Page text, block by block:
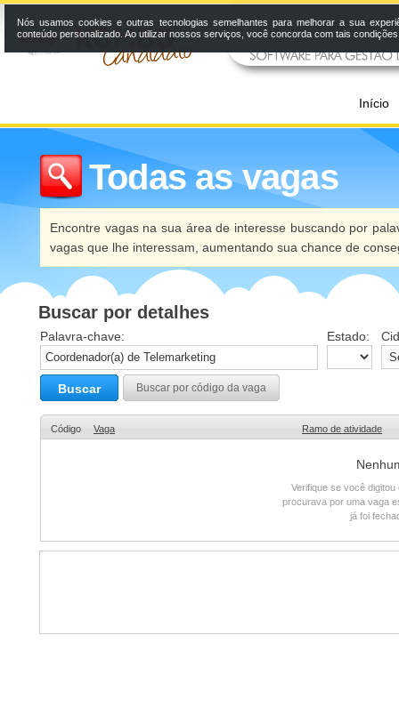
Início
Todas as vagas
Encontre vagas na sua área de interesse buscando por
vagas que lhe interessam, aumentando sua chance de
Buscar por detalhes
Palavra-chave: Estado:
Buscar Buscar por código da vaga
Código Vaga Ramo de atividade
Verifique se você
procurava por uma vaga
já foi
Nós usamos cookies e outras tecnologias semelhantes para melhorar a sua
conteúdo personalizado. Ao utilizar nossos serviços, você concorda com tais